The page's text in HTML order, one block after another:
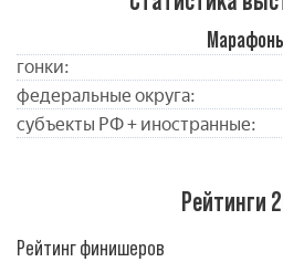
гонки:
федеральные округа:
субъекты РФ + иностранные:
Рейтинги
Рейтинг финишеров